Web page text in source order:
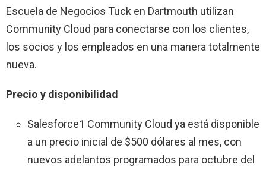
Escuela de Negocios Tuck en Dartmouth utilizan
Community Cloud para conectarse con los clientes,
los socios y los empleados en una manera totalmente
nueva.
Precio y disponibilidad
Salesforce1 Community Cloud ya está disponible
a un precio inicial de $500 dólares al mes, con
nuevos adelantos programados para octubre del